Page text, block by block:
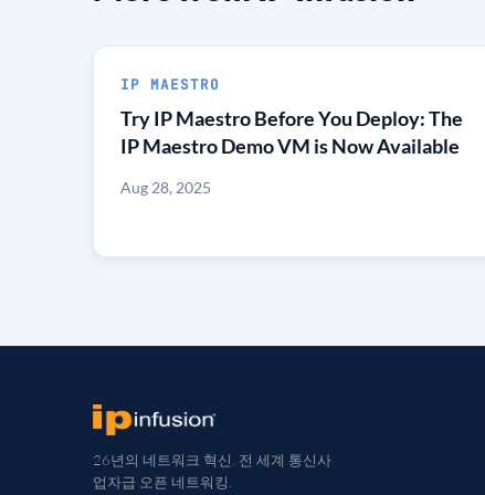
IP MAESTRO
Try IP Maestro Before You Deploy: The
IP Maestro Demo VM is Now Available
Aug 28, 2025
26년의 네트워크 혁신. 전 세계 통신사
업자급 오픈 네트워킹.